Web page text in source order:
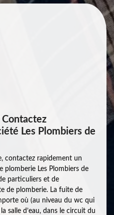
Les Plombiers de
contactez rapidement un
plomberie Les Plombiers de
particuliers et de
de plomberie. La fuite de
où (au niveau du wc qui
salle d’eau, dans le circuit du